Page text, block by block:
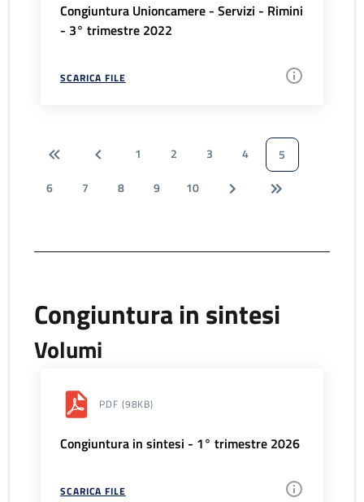
Congiuntura Unioncamere - Servizi - Rimini
- 3° trimestre 2022
SCARICA FILE
1 2 3 4
5
6
7 8 9 10
Congiuntura in sintesi
Volumi
PDF (98KB)
Congiuntura in sintesi - 1° trimestre 2026
SCARICA FILE